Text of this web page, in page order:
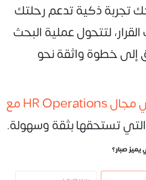
تجربة ذكية تدعم رحلتك
لتتحول عملية البحث
خطوة واثقة نحو
ابدأ الآن رحلتك المهنية في مجال HR Operations مع
تستحقها بثقة وسهولة.